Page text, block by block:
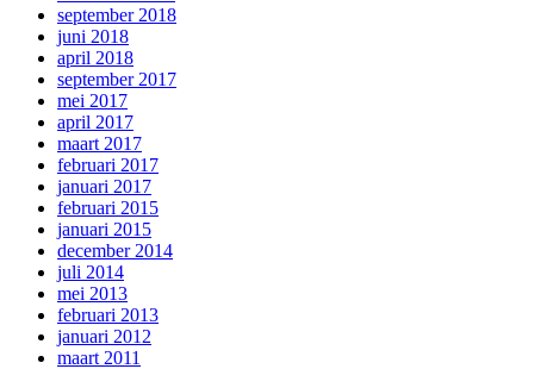
september 2018
juni 2018
april 2018
september 2017
mei 2017
april 2017
maart 2017
februari 2017
januari 2017
februari 2015
januari 2015
december 2014
juli 2014
mei 2013
februari 2013
januari 2012
maart 2011